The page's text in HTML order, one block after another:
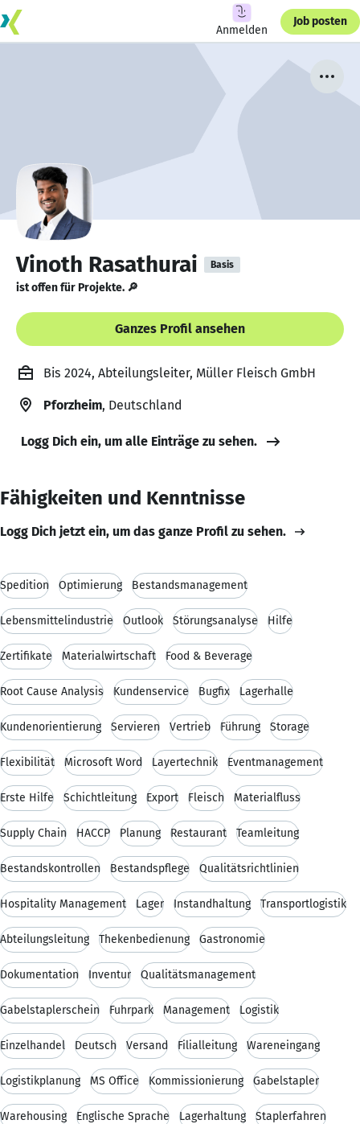
Anmelden
Job posten
Vinoth Rasathurai Basis
ist offen für Projekte. 🔎
Ganzes Profil ansehen
Bis 2024, Abteilungsleiter, Müller Fleisch GmbH
Pforzheim, Deutschland
Logg Dich ein, um alle Einträge zu sehen.
Fähigkeiten und Kenntnisse
Logg Dich jetzt ein, um das ganze Profil zu sehen.
Spedition Optimierung Bestandsmanagement
Lebensmittelindustrie Outlook Störungsanalyse Hilfe
Zertifikate Materialwirtschaft Food & Beverage
Root Cause Analysis Kundenservice Bugfix Lagerhalle
Kundenorientierung Servieren Vertrieb Führung Storage
Flexibilität Microsoft Word Layertechnik Eventmanagement
Erste Hilfe Schichtleitung Export Fleisch Materialfluss
Supply Chain HACCP Planung Restaurant Teamleitung
Bestandskontrollen Bestandspflege Qualitätsrichtlinien
Hospitality Management Lager Instandhaltung Transportlogistik
Abteilungsleitung Thekenbedienung Gastronomie
Dokumentation Inventur Qualitätsmanagement
Gabelstaplerschein Fuhrpark Management Logistik
Einzelhandel Deutsch Versand Filialleitung Wareneingang
Logistikplanung MS Office Kommissionierung Gabelstapler
Warehousing Englische Sprache Lagerhaltung Staplerfahren